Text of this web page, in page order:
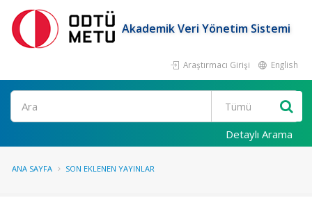
Akademik Veri Yönetim Sistemi
Araştırmacı Girişi English
Ara
Detaylı Arama
ANA SAYFA SON EKLENEN YAYINLAR